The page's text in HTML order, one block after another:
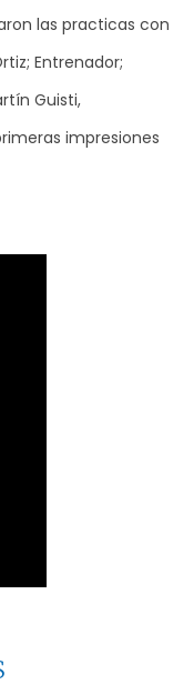
las practicas con
Entrenador;
Guisti,
impresiones